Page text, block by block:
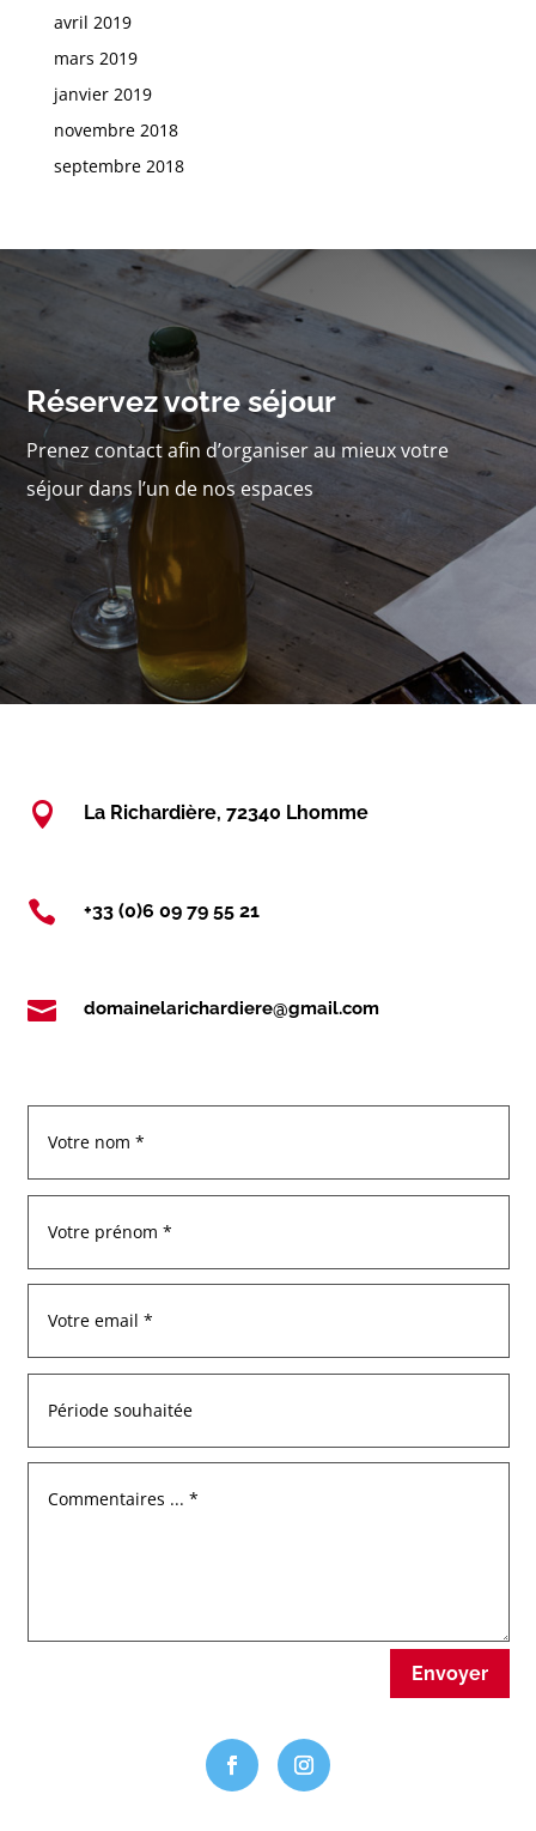
avril 2019
mars 2019
janvier 2019
novembre 2018
septembre 2018
Réservez votre séjour
Prenez contact afin d’organiser au mieux votre
séjour dans l’un de nos espaces
 La Richardière, 72340 Lhomme
 +33 (0)6 09 79 55 21
 domainelarichardiere@gmail.com
Envoyer